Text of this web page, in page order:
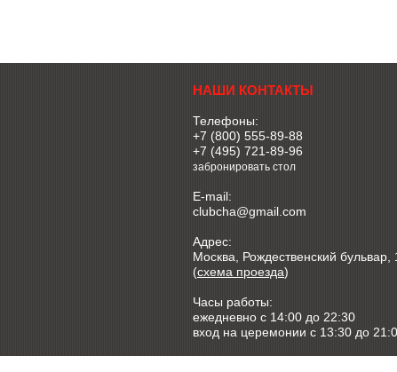
НАШИ КОНТАКТЫ
Телефоны:
+7 (800) 555-89-88
+7 (495) 721-89-96
забронировать стол
E-mail:
clubcha@gmail.com
Адрес:
Москва, Рождественский бульвар,
(схема проезда)
Часы работы:
ежедневно c 14:00 до 22:30
вход на церемонии с 13:30 до